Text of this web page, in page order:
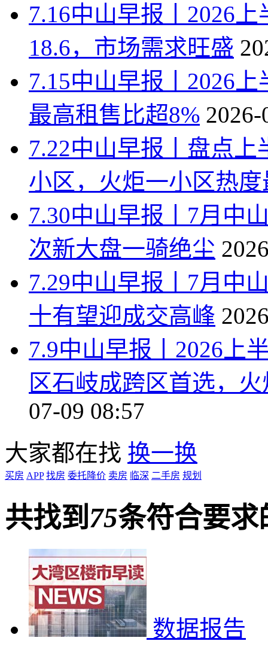
7.16中山早报丨2026
18.6，市场需求旺盛
7.15中山早报丨2026
最高租售比超8% 2026-
7.22中山早报丨盘点
小区，火炬一小区热度
7.30中山早报丨7月中
次新大盘一骑绝尘
7.29中山早报丨7月中
十有望迎成交高峰
7.9中山早报丨2026上
区石岐成跨区首选，
07-09 08:57
大家都在找 换一换
买房 APP 找房 委托降价 卖房 临深 二手房 规划
共找到75条符合要求
数据报告